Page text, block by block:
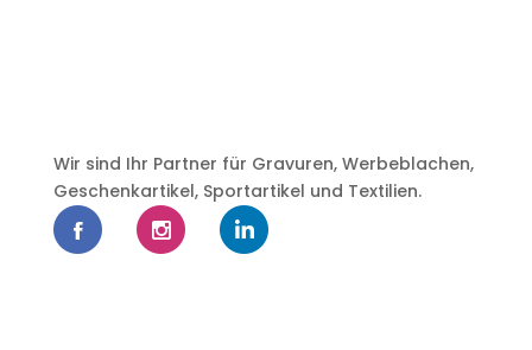
Wir sind Ihr Partner für Gravuren, Werbeblachen,
Geschenkartikel, Sportartikel und Textilien.